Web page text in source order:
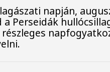
napján,
Perseidák